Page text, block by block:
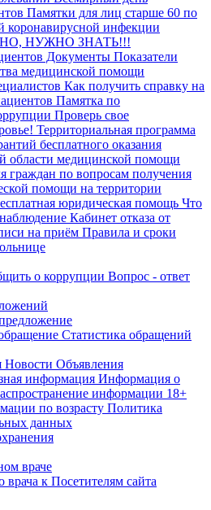
Памятки для лиц старше 60 по
коронавирусной инфекции
НУЖНО ЗНАТЬ!!!
Документы Показатели
медицинской помощи
Как получить справку на
Памятка по
Проверь свое
Территориальная программа
бесплатного оказания
области медицинской помощи
граждан по вопросам получения
помощи на территории
юридическая помощь Что
Кабинет отказа от
на приём Правила и сроки
о коррупции Вопрос - ответ
Статистика обращений
Новости Объявления
информация Информация о
информации 18+
по возрасту Политика
данных
враче
к Посетителям сайта